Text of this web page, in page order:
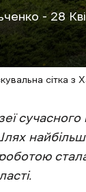
- 28
сітка з
стала